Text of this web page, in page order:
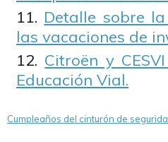
Detalle sobre
las vacaciones de
Citroën y
Educación Vial.
Cumpleaños del cinturón de